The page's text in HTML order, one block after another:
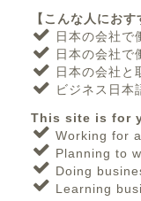
【こんな人におす
日本の会社で
日本の会社で
日本の会社
ビジネス日本
This site is for
Working for
Planning to
Doing
Learning